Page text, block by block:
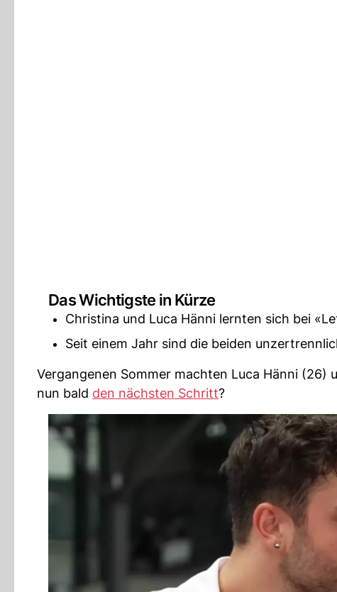
Das Wichtigste in Kürze
Christina und Luca Hänni lernten sich bei
Seit einem Jahr sind die beiden
Vergangenen Sommer machten Luca Hänni (26)
nun bald den nächsten Schritt?